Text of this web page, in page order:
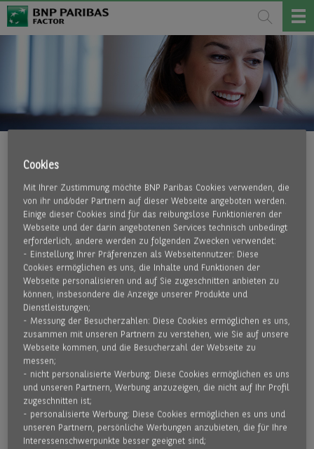
INHOUSE-FACTORING
EINE STARKE KUNDENBINDUNG UND MEHR
SICHERHEIT
Als Unternehmer ist Ihnen der direkte Kundenkontakt
wichtig. Gerne möchten Sie auch die Factoring-Vorteile
genießen, ohne Ihre Kundenkontakte aus den Händen zu
geben.
Die Inhouse-Factoring-Lösung vereint beide Wünsche. Sie
genießen Liquiditäts- und Sicherheitsvorteile, die Ihnen BNP
Paribas Factor durch die 100-prozentige Risikoabdeckung
und die sofortige Zahlung von bis zu 90 Prozent Ihrer
Forderungen bietet – die restlichen 10 Prozent verbleiben
als Sicherheitseinbehalt bei uns, bis Ihr Kunde die gesamte
Cookies
Mit Ihrer Zustimmung möchte BNP Paribas Cookies verwenden, die
von ihr und/oder Partnern auf dieser Webseite angeboten werden.
Einige dieser Cookies sind für das reibungslose Funktionieren der
Webseite und der darin angebotenen Services technisch unbedingt
erforderlich, andere werden zu folgenden Zwecken verwendet:
​- Einstellung Ihrer Präferenzen als Webseitennutzer: Diese
Cookies ermöglichen es uns, die Inhalte und Funktionen der
Webseite personalisieren und auf Sie zugeschnitten anbieten zu
können, insbesondere die Anzeige unserer Produkte und
Dienstleistungen;
- Messung der Besucherzahlen: Diese Cookies ermöglichen es uns,
zusammen mit unseren Partnern zu verstehen, wie Sie auf unsere
Webseite kommen, und die Besucherzahl der Webseite zu
messen;
- nicht personalisierte Werbung: Diese Cookies ermöglichen es uns
und unseren Partnern, Werbung anzuzeigen, die nicht auf Ihr Profil
zugeschnitten ist;
- personalisierte Werbung: Diese Cookies ermöglichen es uns und
unseren Partnern, persönliche Werbungen anzubieten, die für Ihre
Interessenschwerpunkte besser geeignet sind;